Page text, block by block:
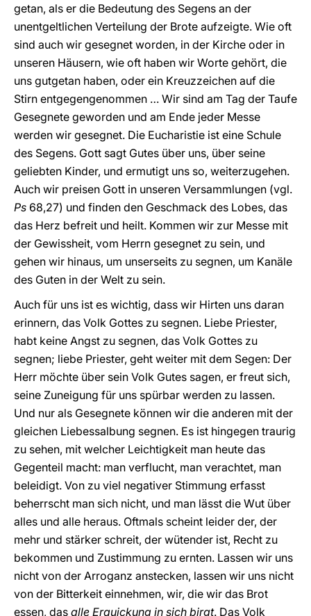
getan, als er die Bedeutung des Segens an der
unentgeltlichen Verteilung der Brote aufzeigte. Wie oft
sind auch wir gesegnet worden, in der Kirche oder in
unseren Häusern, wie oft haben wir Worte gehört, die
uns gutgetan haben, oder ein Kreuzzeichen auf die
Stirn entgegengenommen … Wir sind am Tag der Taufe
Gesegnete geworden und am Ende jeder Messe
werden wir gesegnet. Die Eucharistie ist eine Schule
des Segens. Gott sagt Gutes über uns, über seine
geliebten Kinder, und ermutigt uns so, weiterzugehen.
Auch wir preisen Gott in unseren Versammlungen (vgl.
Ps 68,27) und finden den Geschmack des Lobes, das
das Herz befreit und heilt. Kommen wir zur Messe mit
der Gewissheit, vom Herrn gesegnet zu sein, und
gehen wir hinaus, um unserseits zu segnen, um Kanäle
des Guten in der Welt zu sein.
Auch für uns ist es wichtig, dass wir Hirten uns daran
erinnern, das Volk Gottes zu segnen. Liebe Priester,
habt keine Angst zu segnen, das Volk Gottes zu
segnen; liebe Priester, geht weiter mit dem Segen: Der
Herr möchte über sein Volk Gutes sagen, er freut sich,
seine Zuneigung für uns spürbar werden zu lassen.
Und nur als Gesegnete können wir die anderen mit der
gleichen Liebessalbung segnen. Es ist hingegen traurig
zu sehen, mit welcher Leichtigkeit man heute das
Gegenteil macht: man verflucht, man verachtet, man
beleidigt. Von zu viel negativer Stimmung erfasst
beherrscht man sich nicht, und man lässt die Wut über
alles und alle heraus. Oftmals scheint leider der, der
mehr und stärker schreit, der wütender ist, Recht zu
bekommen und Zustimmung zu ernten. Lassen wir uns
nicht von der Arroganz anstecken, lassen wir uns nicht
von der Bitterkeit einnehmen, wir, die wir das Brot
essen, das alle Erquickung in sich birgt. Das Volk